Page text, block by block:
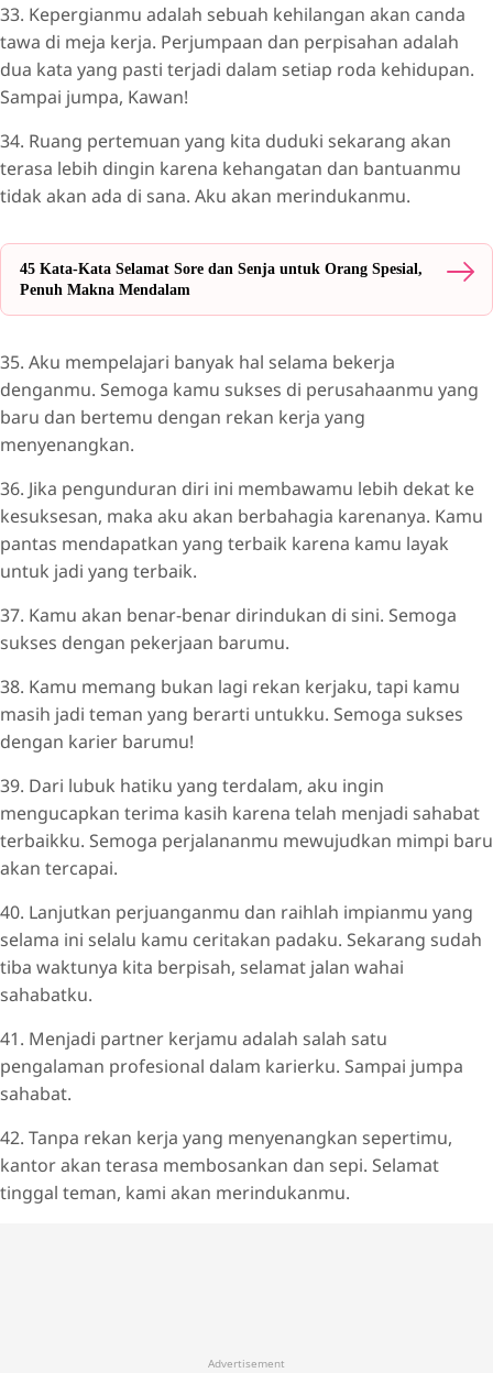
33. Kepergianmu adalah sebuah kehilangan akan canda
tawa di meja kerja. Perjumpaan dan perpisahan adalah
dua kata yang pasti terjadi dalam setiap roda kehidupan.
Sampai jumpa, Kawan!
34. Ruang pertemuan yang kita duduki sekarang akan
terasa lebih dingin karena kehangatan dan bantuanmu
tidak akan ada di sana. Aku akan merindukanmu.
45 Kata-Kata Selamat Sore dan Senja untuk Orang Spesial,
Penuh Makna Mendalam
35. Aku mempelajari banyak hal selama bekerja
denganmu. Semoga kamu sukses di perusahaanmu yang
baru dan bertemu dengan rekan kerja yang
menyenangkan.
36. Jika pengunduran diri ini membawamu lebih dekat ke
kesuksesan, maka aku akan berbahagia karenanya. Kamu
pantas mendapatkan yang terbaik karena kamu layak
untuk jadi yang terbaik.
37. Kamu akan benar-benar dirindukan di sini. Semoga
sukses dengan pekerjaan barumu.
38. Kamu memang bukan lagi rekan kerjaku, tapi kamu
masih jadi teman yang berarti untukku. Semoga sukses
dengan karier barumu!
39. Dari lubuk hatiku yang terdalam, aku ingin
mengucapkan terima kasih karena telah menjadi sahabat
terbaikku. Semoga perjalananmu mewujudkan mimpi baru
akan tercapai.
40. Lanjutkan perjuanganmu dan raihlah impianmu yang
selama ini selalu kamu ceritakan padaku. Sekarang sudah
tiba waktunya kita berpisah, selamat jalan wahai
sahabatku.
41. Menjadi partner kerjamu adalah salah satu
pengalaman profesional dalam karierku. Sampai jumpa
sahabat.
42. Tanpa rekan kerja yang menyenangkan sepertimu,
kantor akan terasa membosankan dan sepi. Selamat
tinggal teman, kami akan merindukanmu.
Advertisement